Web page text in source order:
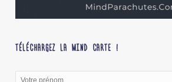
TÉLÉCHARGEZ LA MIND CARTE !